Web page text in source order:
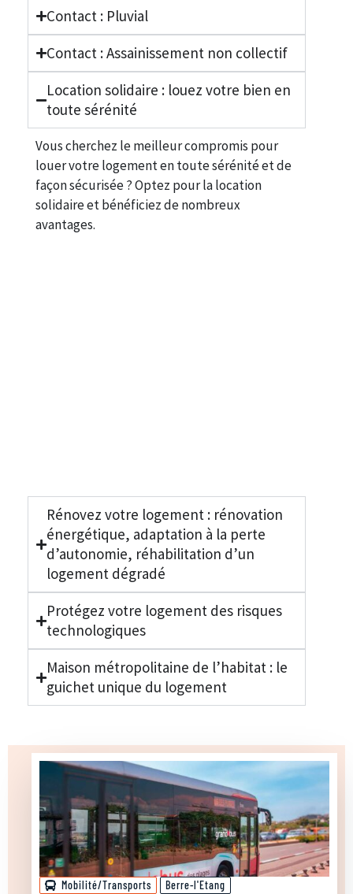
Contact : Pluvial
Contact : Assainissement non collectif
Location solidaire : louez votre bien en
toute sérénité
Vous cherchez le meilleur compromis pour
louer votre logement en toute sérénité et de
façon sécurisée ? Optez pour la location
solidaire et bénéficiez de nombreux
avantages.
Rénovez votre logement : rénovation
énergétique, adaptation à la perte
d’autonomie, réhabilitation d’un
logement dégradé
Protégez votre logement des risques
technologiques
Maison métropolitaine de l’habitat : le
guichet unique du logement
Mobilité/Transports Berre-l'Etang